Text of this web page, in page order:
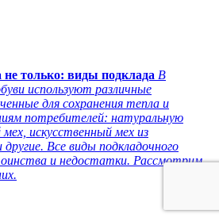
не только: виды подклада В
используют различные
для сохранения тепла и
потребителей: натуральную
искусственный мех из
Все виды подкладочного
и недостатки. Рассмотрим